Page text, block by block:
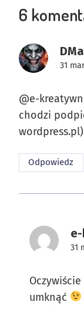
6
31
@e-
chodzi
wordpress.pl)
Odpowiedz
31
umknąć